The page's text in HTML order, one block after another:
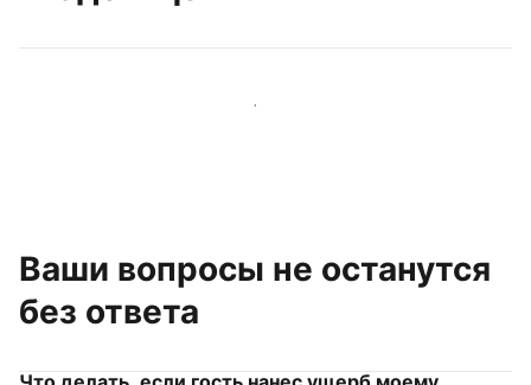
Присоединиться к другим владельцам жилья
Ваши вопросы не останутся
без ответа